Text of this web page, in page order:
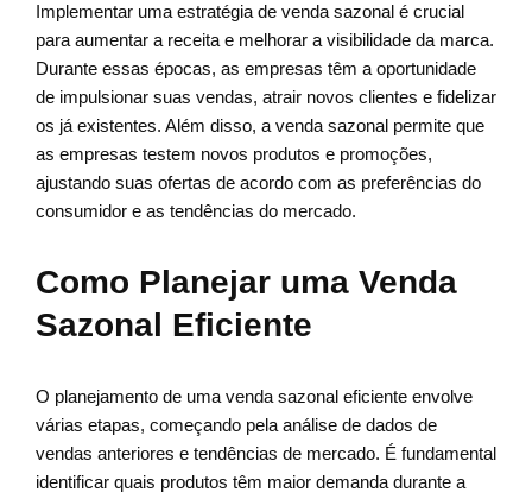
Implementar uma estratégia de venda sazonal é crucial
para aumentar a receita e melhorar a visibilidade da marca.
Durante essas épocas, as empresas têm a oportunidade
de impulsionar suas vendas, atrair novos clientes e fidelizar
os já existentes. Além disso, a venda sazonal permite que
as empresas testem novos produtos e promoções,
ajustando suas ofertas de acordo com as preferências do
consumidor e as tendências do mercado.
Como Planejar uma Venda
Sazonal Eficiente
O planejamento de uma venda sazonal eficiente envolve
várias etapas, começando pela análise de dados de
vendas anteriores e tendências de mercado. É fundamental
identificar quais produtos têm maior demanda durante a